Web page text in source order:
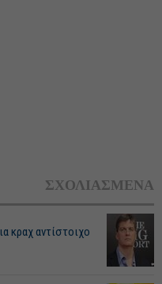
ΣΧΟΛΙΑΣΜΕΝΑ
κραχ αντίστοιχο